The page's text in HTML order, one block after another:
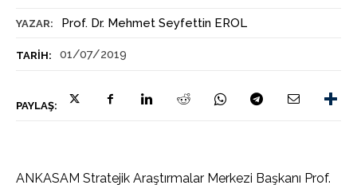
YAZAR: Prof. Dr. Mehmet Seyfettin EROL
TARIH: 01/07/2019
PAYLAŞ:
ANKASAM Stratejik Araştırmalar Merkezi Başkanı Prof.